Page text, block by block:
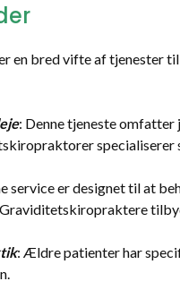
bred vifte af tjenester
: Denne tjeneste
specialiserer
service er designet til at
: Ældre patienter har